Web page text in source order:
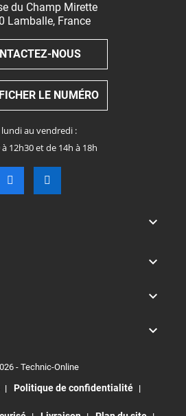
du Champ Mirette
Lamballe, France
NOUS
LE NUMÉRO
lundi au vendredi :
12h30 et de 14h à 18h




- Technic-Online
Politique de confidentialité